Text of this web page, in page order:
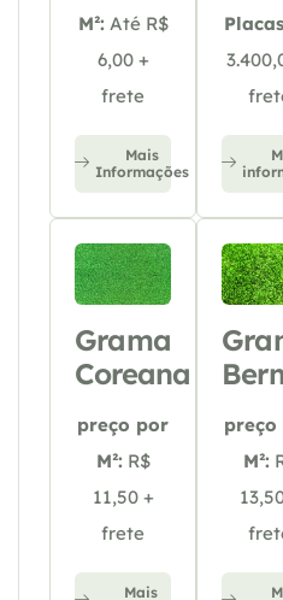
M²: Até R$
6,00 +
frete
Mais
Informações
Grama
Coreana
preço por
M²: R$
11,50 +
frete
Mais
preço
M²: